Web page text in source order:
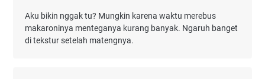
Aku bikin nggak tu? Mungkin karena waktu merebus
makaroninya menteganya kurang banyak. Ngaruh banget
di tekstur setelah matengnya.